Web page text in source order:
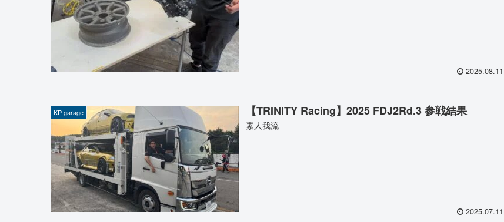
2025.08.11
KP garage 【TRINITY Racing】2025 FDJ2Rd.3 参戦結果
素人我流
2025.07.11